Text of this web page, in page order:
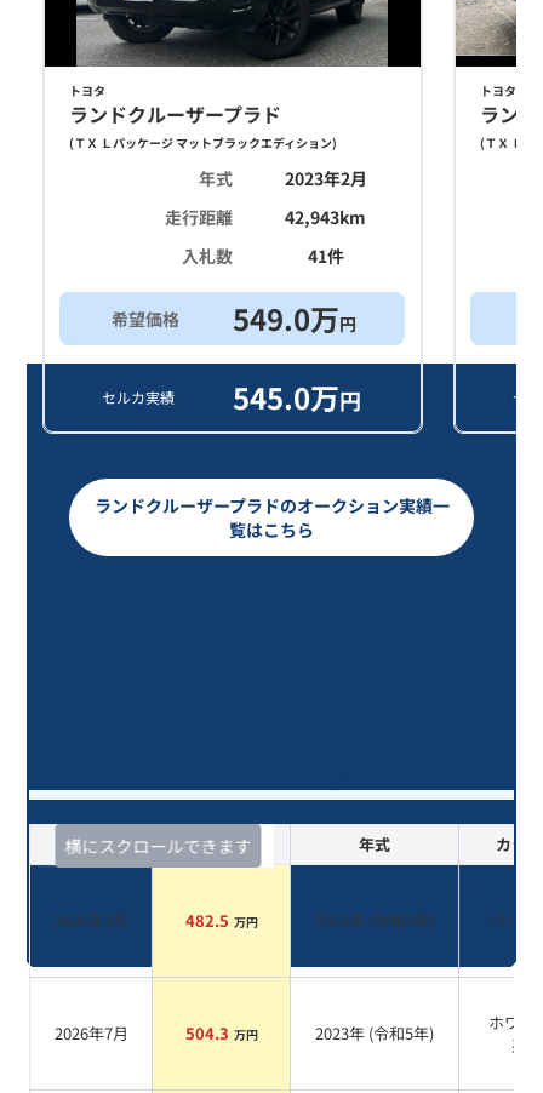
トヨタ
ランドクルーザープラド
(ＴＸ Ｌパッケージ マットブラックエディション)
年式
2023年2月
走行距離
42,943km
入札数
41件
希望価格 549.0万円
セルカ実績 545.0万円
トヨタ
ラン
(ＴＸ Ｌパ
セ
ランドクルーザープラドのオークション実績一
覧はこちら
横にスクロールできます
査定時期 セルカ実績 年式 カラー
2026年7月 482.5 万円 2023年 (令和5年) パール
2026年7月 504.3 万円 2023年 (令和5年)
ホワイ
系